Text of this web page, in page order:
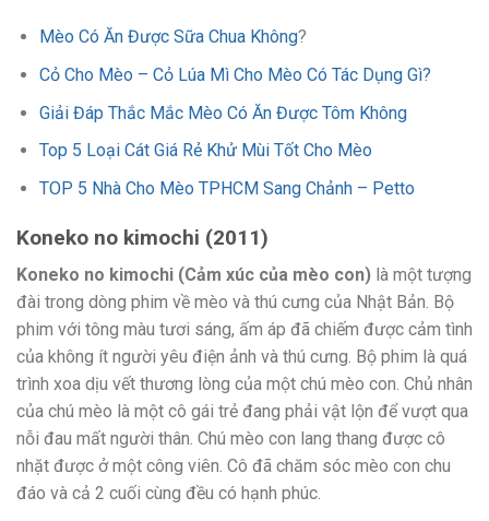
Mèo Có Ăn Được Sữa Chua Không?
Cỏ Cho Mèo – Cỏ Lúa Mì Cho Mèo Có Tác Dụng Gì?
Giải Đáp Thắc Mắc Mèo Có Ăn Được Tôm Không
Top 5 Loại Cát Giá Rẻ Khử Mùi Tốt Cho Mèo
TOP 5 Nhà Cho Mèo TPHCM Sang Chảnh – Petto
Koneko no kimochi (2011)
Koneko no kimochi (Cảm xúc của mèo con) là một tượng
đài trong dòng phim về mèo và thú cưng của Nhật Bản. Bộ
phim với tông màu tươi sáng, ấm áp đã chiếm được cảm tình
của không ít người yêu điện ảnh và thú cưng. Bộ phim là quá
trình xoa dịu vết thương lòng của một chú mèo con. Chủ nhân
của chú mèo là một cô gái trẻ đang phải vật lộn để vượt qua
nỗi đau mất người thân. Chú mèo con lang thang được cô
nhặt được ở một công viên. Cô đã chăm sóc mèo con chu
đáo và cả 2 cuối cùng đều có hạnh phúc.